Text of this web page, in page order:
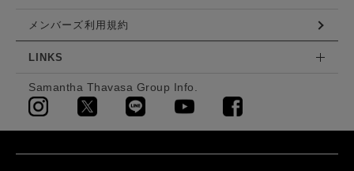
メンバーズ利用規約
LINKS
Samantha Thavasa Group Info.